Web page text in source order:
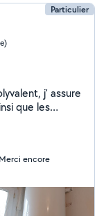
Particulier
j' assure
Le
, le
(prise,
mes
encore